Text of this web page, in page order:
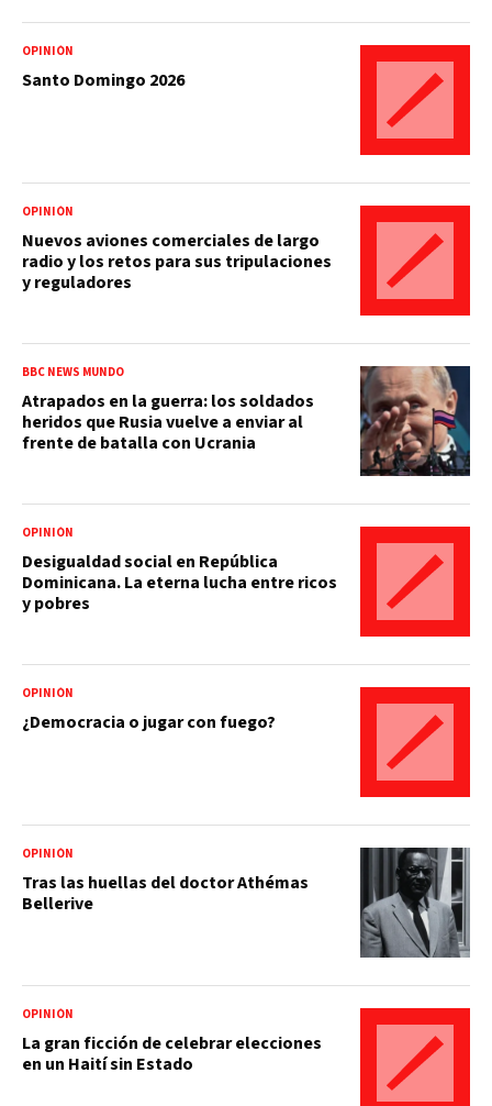
OPINIÓN
Santo Domingo 2026
OPINIÓN
Nuevos aviones comerciales de largo
radio y los retos para sus tripulaciones
y reguladores
BBC NEWS MUNDO
Atrapados en la guerra: los soldados
heridos que Rusia vuelve a enviar al
frente de batalla con Ucrania
OPINIÓN
Desigualdad social en República
Dominicana. La eterna lucha entre ricos
y pobres
OPINIÓN
¿Democracia o jugar con fuego?
OPINIÓN
Tras las huellas del doctor Athémas
Bellerive
OPINIÓN
La gran ficción de celebrar elecciones
en un Haití sin Estado